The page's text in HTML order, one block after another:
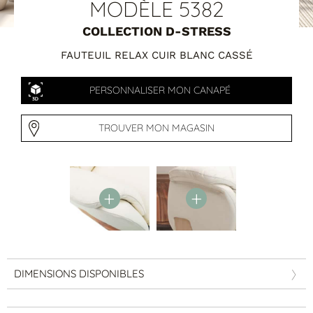
PAR FORME
Canapés avec méridienne
PAR STYLE
Classique
Contemporain
Industriel
MODÈLE 5382
COLLECTION D-STRESS
FAUTEUIL RELAX CUIR BLANC CASSÉ
PERSONNALISER MON CANAPÉ
TROUVER MON MAGASIN
DIMENSIONS DISPONIBLES